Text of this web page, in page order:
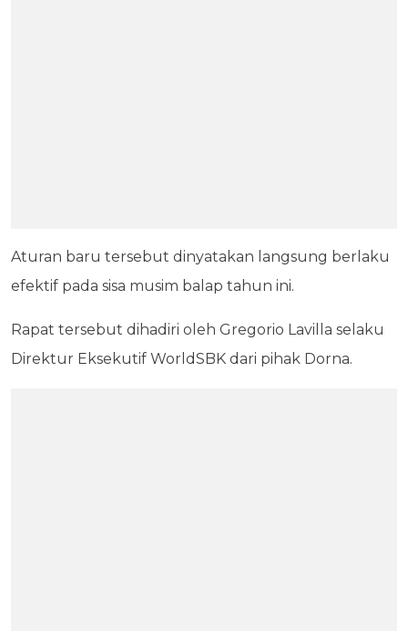
Aturan baru tersebut dinyatakan langsung berlaku
efektif pada sisa musim balap tahun ini.
Rapat tersebut dihadiri oleh Gregorio Lavilla selaku
Direktur Eksekutif WorldSBK dari pihak Dorna.